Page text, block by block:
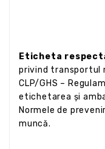
Eticheta
privind transportul
CLP/GHS –
etichetarea și
Normele de
muncă.